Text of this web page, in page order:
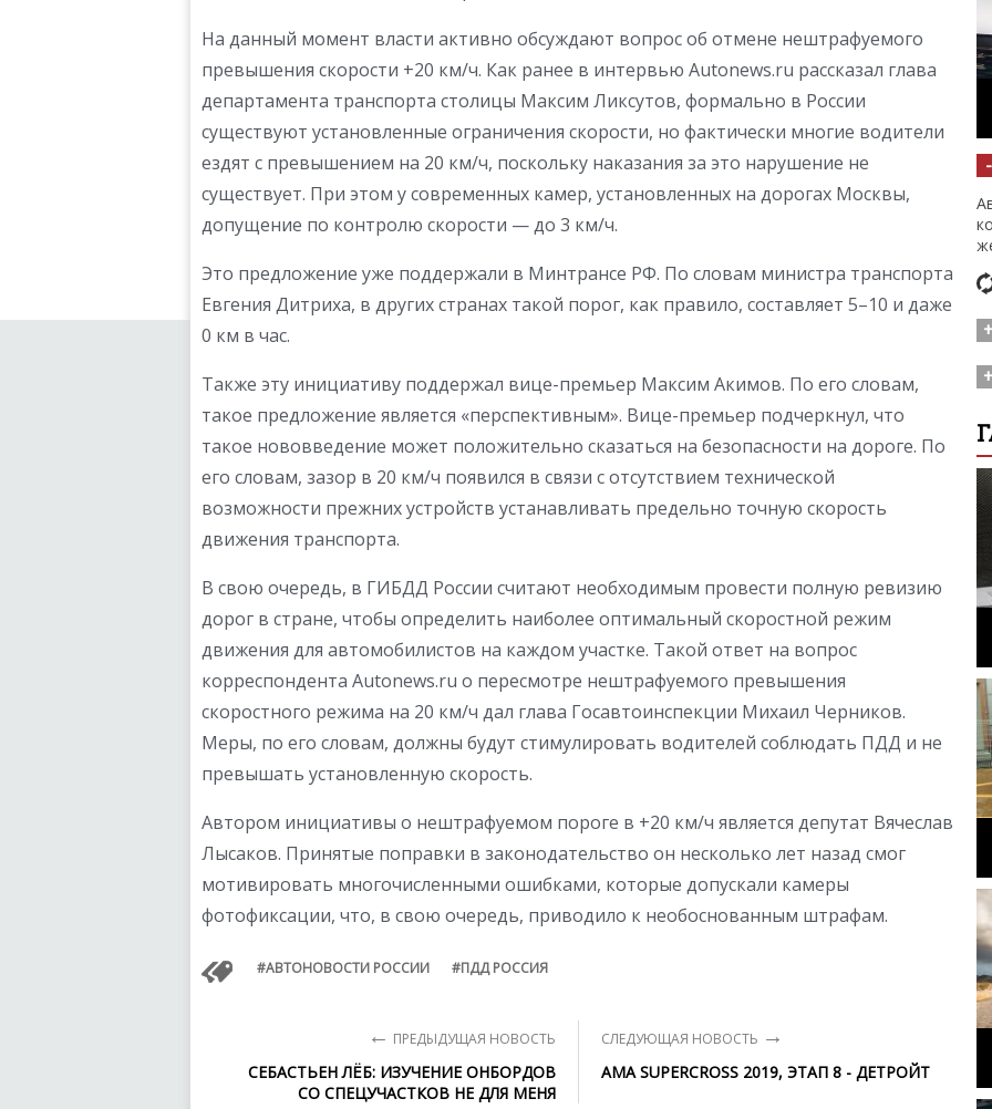
На данный момент власти активно обсуждают вопрос об отмене нештрафуемого
превышения скорости +20 км/ч. Как ранее в интервью Autonews.ru рассказал глава
департамента транспорта столицы Максим Ликсутов, формально в России
существуют установленные ограничения скорости, но фактически многие водители
ездят с превышением на 20 км/ч, поскольку наказания за это нарушение не
существует. При этом у современных камер, установленных на дорогах Москвы,
допущение по контролю скорости — до 3 км/ч.
Это предложение уже поддержали в Минтрансе РФ. По словам министра транспорта
Евгения Дитриха, в других странах такой порог, как правило, составляет 5–10 и даже
0 км в час.
Также эту инициативу поддержал вице-премьер Максим Акимов. По его словам,
такое предложение является «перспективным». Вице-премьер подчеркнул, что
такое нововведение может положительно сказаться на безопасности на дороге. По
его словам, зазор в 20 км/ч появился в связи с отсутствием технической
возможности прежних устройств устанавливать предельно точную скорость
движения транспорта.
В свою очередь, в ГИБДД России считают необходимым провести полную ревизию
дорог в стране, чтобы определить наиболее оптимальный скоростной режим
движения для автомобилистов на каждом участке. Такой ответ на вопрос
корреспондента Autonews.ru о пересмотре нештрафуемого превышения
скоростного режима на 20 км/ч дал глава Госавтоинспекции Михаил Черников.
Меры, по его словам, должны будут стимулировать водителей соблюдать ПДД и не
превышать установленную скорость.
Автором инициативы о нештрафуемом пороге в +20 км/ч является депутат Вячеслав
Лысаков. Принятые поправки в законодательство он несколько лет назад смог
мотивировать многочисленными ошибками, которые допускали камеры
фотофиксации, что, в свою очередь, приводило к необоснованным штрафам.
АВТОНОВОСТИ РОССИИ ПДД РОССИЯ
← ПРЕДЫДУЩАЯ НОВОСТЬ
СЕБАСТЬЕН ЛЁБ: ИЗУЧЕНИЕ ОНБОРДОВ
СО СПЕЦУЧАСТКОВ НЕ ДЛЯ МЕНЯ
СЛЕДУЮЩАЯ НОВОСТЬ →
AMA SUPERCROSS 2019, ЭТАП 8 - ДЕТРОЙТ
–